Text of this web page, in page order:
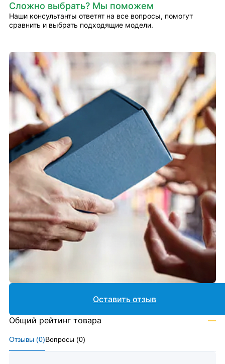
Сложно выбрать? Мы поможем
Наши консультанты ответят на все вопросы, помогут
сравнить и выбрать подходящие модели.
Отзывы (0)Вопросы (0)
Оставить отзыв
Общий рейтинг товара —